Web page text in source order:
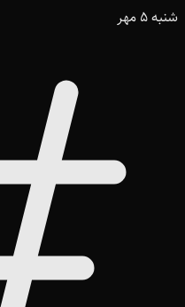
شنبه 5 مهر